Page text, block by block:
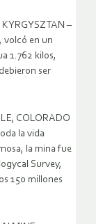
–
volcó en un
1.762 kilos,
ser
COLORADO
la vida
la mina fue
Survey,
150 millones